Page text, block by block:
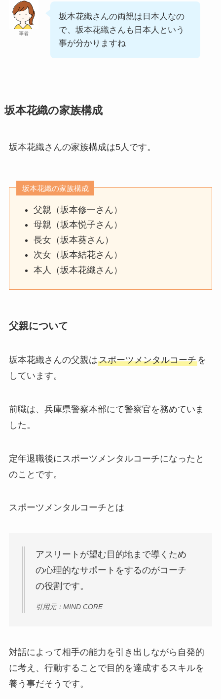
筆者
坂本花織さんの両親は日本人なの
で、坂本花織さんも日本人という
事が分かりますね
坂本花織の家族構成
坂本花織さんの家族構成は5人です。
坂本花織の家族構成
父親（坂本修一さん）
母親（坂本悦子さん）
長女（坂本葵さん）
次女（坂本結花さん）
本人（坂本花織さん）
父親について
坂本花織さんの父親はスポーツメンタルコーチを
しています。
前職は、兵庫県警察本部にて警察官を務めていま
した。
定年退職後にスポーツメンタルコーチになったと
のことです。
スポーツメンタルコーチとは
アスリートが望む目的地まで導くため
の心理的なサポートをするのがコーチ
の役割です。
引用元：MIND CORE
対話によって相手の能力を引き出しながら自発的
に考え、行動することで目的を達成するスキルを
養う事だそうです。